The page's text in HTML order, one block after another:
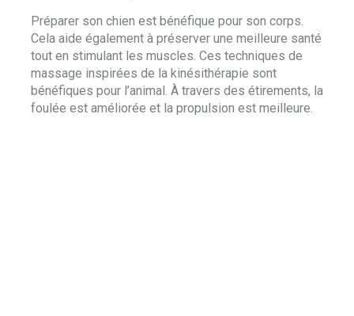
Préparer son chien est bénéfique pour son corps.
Cela aide également à préserver une meilleure santé
tout en stimulant les muscles. Ces techniques de
massage inspirées de la kinésithérapie sont
bénéfiques pour l’animal. À travers des étirements, la
foulée est améliorée et la propulsion est meilleure.